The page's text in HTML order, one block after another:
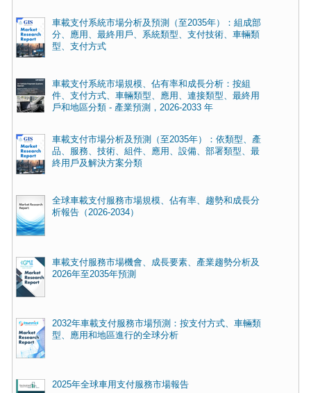
車載支付系統市場分析及預測（至2035年）：組成部
分、應用、最終用戶、系統類型、支付技術、車輛類
型、支付方式
車載支付系統市場規模、佔有率和成長分析：按組
件、支付方式、車輛類型、應用、連接類型、最終用
戶和地區分類 - 產業預測，2026-2033 年
車載支付市場分析及預測（至2035年）：依類型、產
品、服務、技術、組件、應用、設備、部署類型、最
終用戶及解決方案分類
全球車載支付服務市場規模、佔有率、趨勢和成長分
析報告（2026-2034）
車載支付服務市場機會、成長要素、產業趨勢分析及
2026年至2035年預測
2032年車載支付服務市場預測：按支付方式、車輛類
型、應用和地區進行的全球分析
2025年全球車用支付服務市場報告